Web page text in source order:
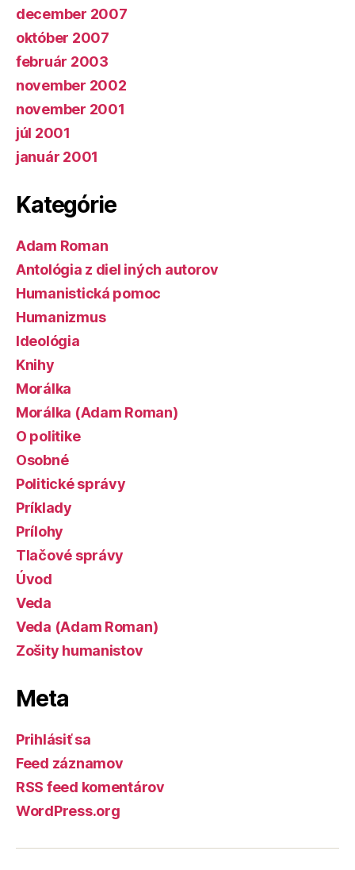
december 2007
október 2007
február 2003
november 2002
november 2001
júl 2001
január 2001
Kategórie
Adam Roman
Antológia z diel iných autorov
Humanistická pomoc
Humanizmus
Ideológia
Knihy
Morálka
Morálka (Adam Roman)
O politike
Osobné
Politické správy
Príklady
Prílohy
Tlačové správy
Úvod
Veda
Veda (Adam Roman)
Zošity humanistov
Meta
Prihlásiť sa
Feed záznamov
RSS feed komentárov
WordPress.org